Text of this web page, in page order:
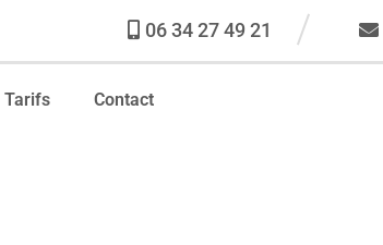
06 34 27 49 21
Tarifs Contact